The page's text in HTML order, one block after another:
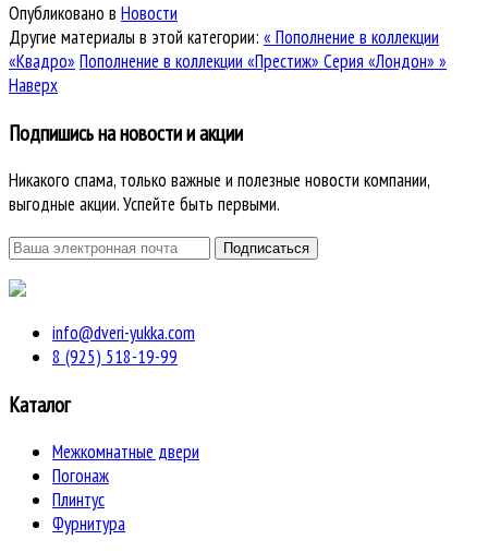
Опубликовано в Новости
Другие материалы в этой категории: « Пополнение в коллекции
«Квадро» Пополнение в коллекции «Престиж» Серия «Лондон» »
Наверх
Подпишись на новости и акции
Никакого спама, только важные и полезные новости компании,
выгодные акции. Успейте быть первыми.
info@dveri-yukka.com
8 (925) 518-19-99
Каталог
Межкомнатные двери
Погонаж
Плинтус
Фурнитура